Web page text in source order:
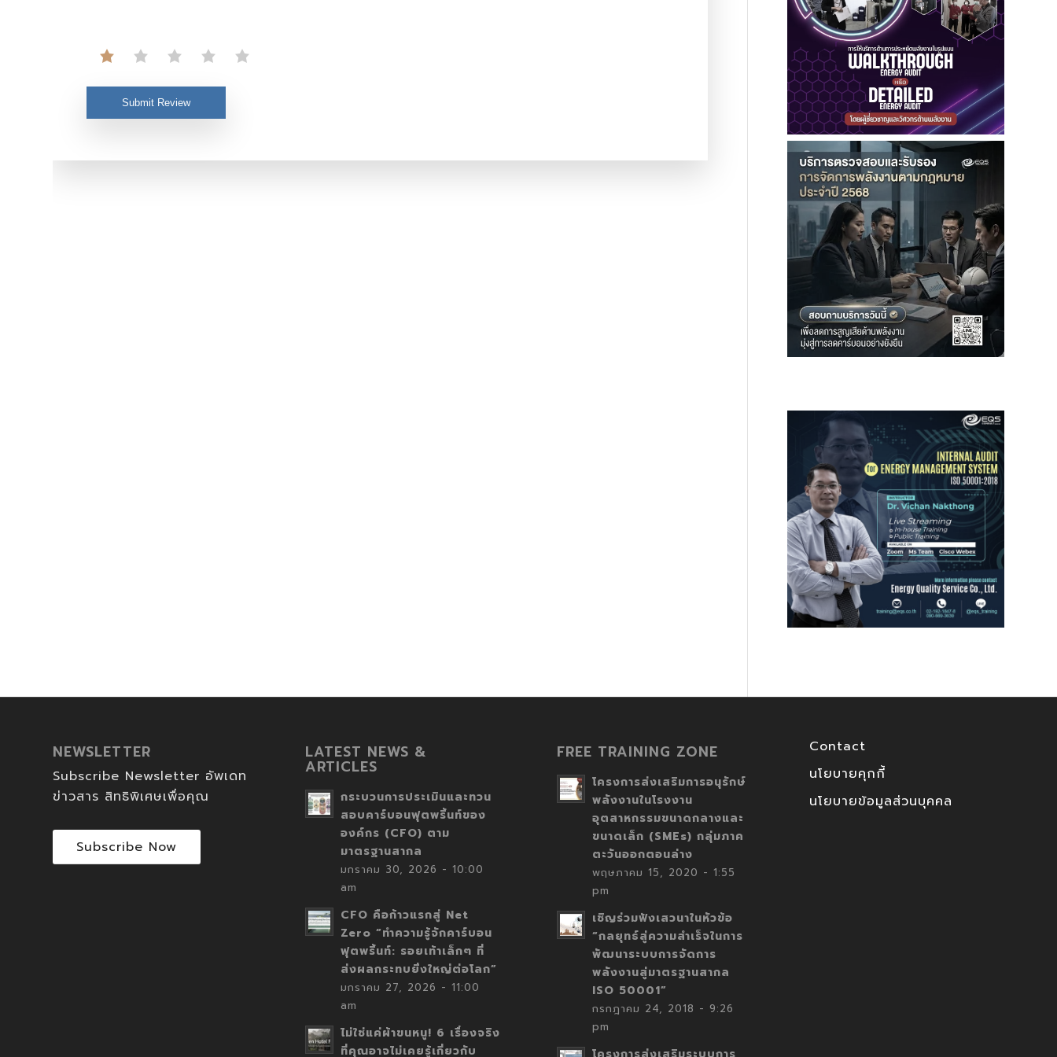
Submit Review
NEWSLETTER
Subscribe Newsletter อัพเดท
ข่าวสาร สิทธิพิเศษเพื่อคุณ
Subscribe Now
LATEST NEWS &
ARTICLES
กระบวนการประเมินและทวน
สอบคาร์บอนฟุตพริ้นท์ของ
องค์กร (CFO) ตาม
มาตรฐานสากล
มกราคม 30, 2026 - 10:00
am
CFO คือก้าวแรกสู่ Net
Zero “ทำความรู้จักคาร์บอน
ฟุตพริ้นท์: รอยเท้าเล็กๆ ที่
ส่งผลกระทบยิ่งใหญ่ต่อโลก”
มกราคม 27, 2026 - 11:00
am
ไม่ใช่แค่ผ้าขนหนู! 6 เรื่องจริง
ที่คุณอาจไม่เคยรู้เกี่ยวกับ
FREE TRAINING ZONE
โครงการส่งเสริมการอนุรักษ์
พลังงานในโรงงาน
อุตสาหกรรมขนาดกลางและ
ขนาดเล็ก (SMEs) กลุ่มภาค
ตะวันออกตอนล่าง
พฤษภาคม 15, 2020 - 1:55
pm
เชิญร่วมฟังเสวนาในหัวข้อ
“กลยุทธ์สู่ความสำเร็จในการ
พัฒนาระบบการจัดการ
พลังงานสู่มาตรฐานสากล
ISO 50001”
กรกฎาคม 24, 2018 - 9:26
pm
Contact
นโยบายคุกกี้
นโยบายข้อมูลส่วนบุคคล